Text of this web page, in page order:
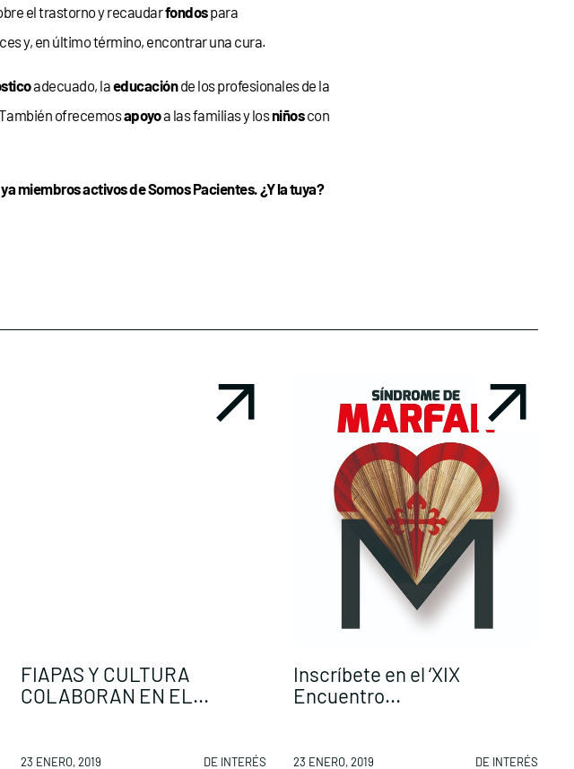
el trastorno y recaudarfondospara
y, en último término, encontrar una cura.
adecuado, laeducaciónde los profesionales de la
ofrecemosapoyoa las familias y losniñoscon
miembros activos de Somos Pacientes. ¿Y la tuya?
FIAPAS Y CULTURA
COLABORAN EN EL...
23 ENERO, 2019 DE INTERÉS
Inscríbete en el ‘XIX
Encuentro...
23 ENERO, 2019 DE INTERÉS